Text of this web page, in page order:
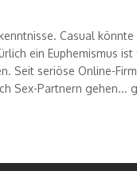
Casual
ein Euphemismus
Seit seriöse Online-
Sex-Partnern gehen...